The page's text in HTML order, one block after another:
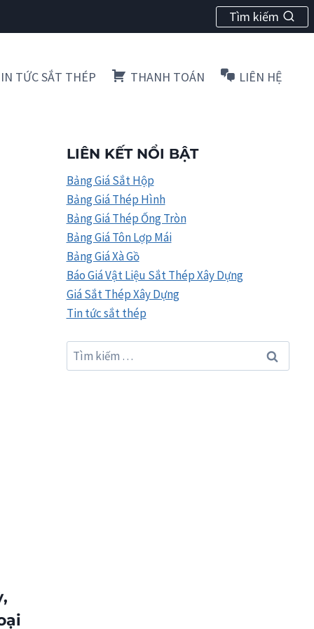
Tìm kiếm
TỨC SẮT THÉP THANH TOÁN LIÊN HỆ
LIÊN KẾT NỔI BẬT
Bảng Giá Sắt Hộp
Bảng Giá Thép Hình
Bảng Giá Thép Ống Tròn
Bảng Giá Tôn Lợp Mái
Bảng Giá Xà Gồ
Báo Giá Vật Liệu Sắt Thép Xây Dựng
Giá Sắt Thép Xây Dựng
Tin tức sắt thép
Tìm
kiếm